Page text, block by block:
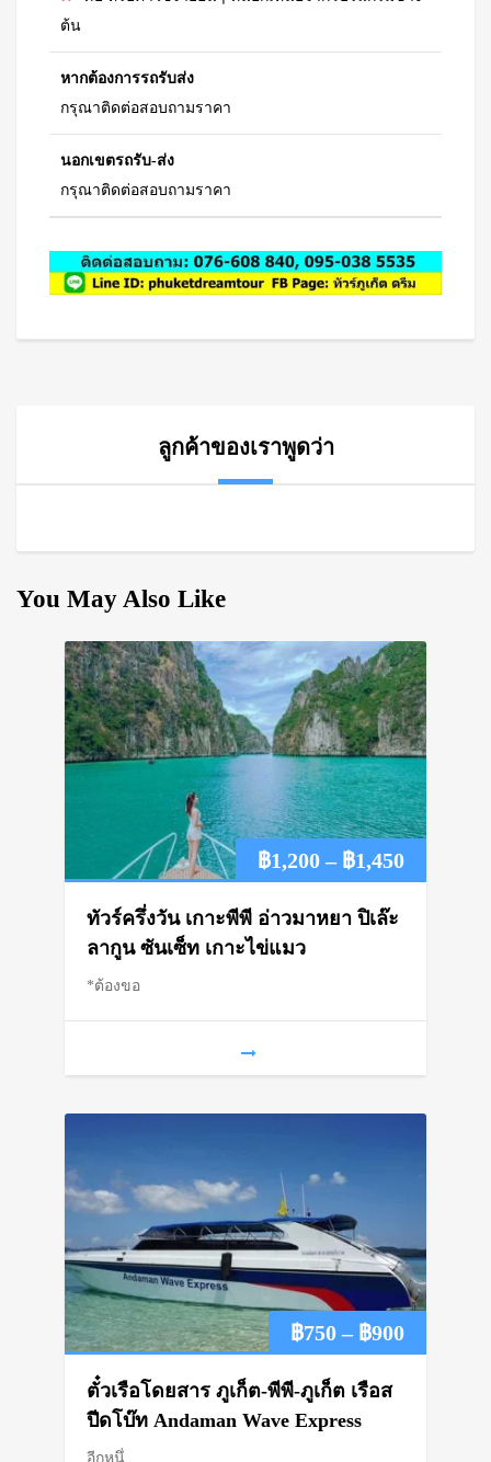
ต้น
หากต้องการรถรับส่ง
กรุณาติดต่อสอบถามราคา
นอกเขตรถรับ-ส่ง
กรุณาติดต่อสอบถามราคา
ลูกค้าของเราพูดว่า
You May Also Like
฿1,200 – ฿1,450Price
ทัวร์ครึ่งวัน เกาะพีพี อ่าวมาหยา ปิเล๊ะ
ลากูน ซันเซ็ท เกาะไข่แมว
*ต้องขอ
฿750 – ฿900Price
ตั๋วเรือโดยสาร ภูเก็ต-พีพี-ภูเก็ต เรือส
ปีดโบ๊ท Andaman Wave Express
อีกหนึ่